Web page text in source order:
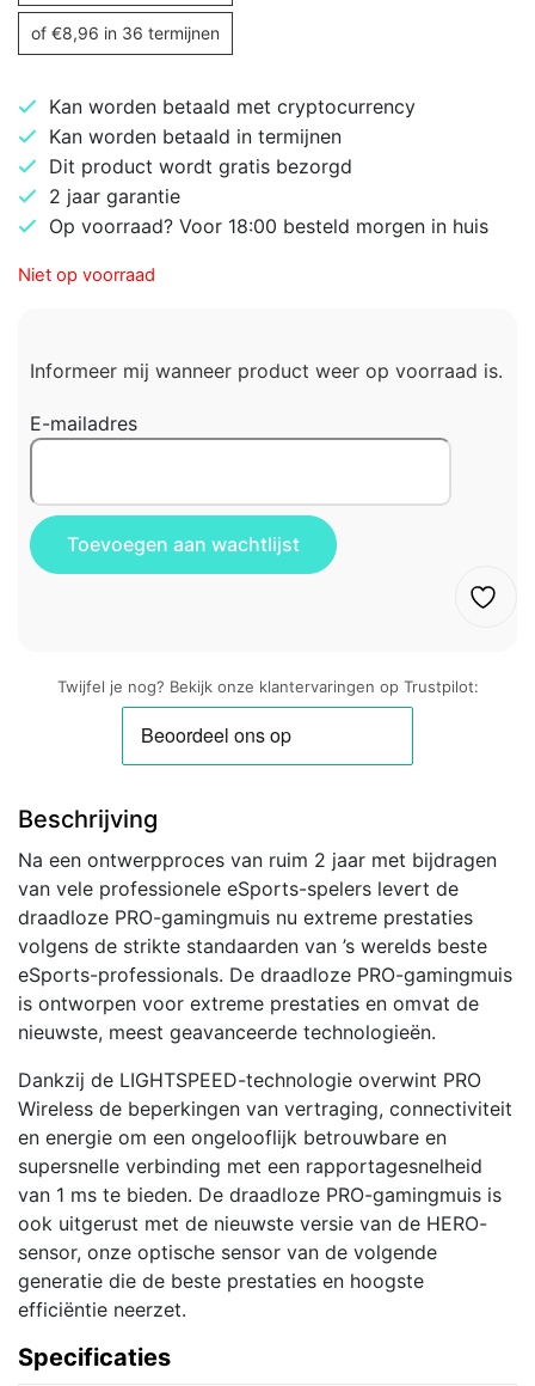
of €8,96 in 36 termijnen
Kan worden betaald met cryptocurrency
Kan worden betaald in termijnen
Dit product wordt gratis bezorgd
2 jaar garantie
Op voorraad? Voor 18:00 besteld morgen in huis
Niet op voorraad
Informeer mij wanneer product weer op voorraad is.
E-mailadres
Twijfel je nog? Bekijk onze klantervaringen op Trustpilot:
Beschrijving
Na een ontwerpproces van ruim 2 jaar met bijdragen
van vele professionele eSports-spelers levert de
draadloze PRO-gamingmuis nu extreme prestaties
volgens de strikte standaarden van ’s werelds beste
eSports-professionals. De draadloze PRO-gamingmuis
is ontworpen voor extreme prestaties en omvat de
nieuwste, meest geavanceerde technologieën.
Dankzij de LIGHTSPEED-technologie overwint PRO
Wireless de beperkingen van vertraging, connectiviteit
en energie om een ongelooflijk betrouwbare en
supersnelle verbinding met een rapportagesnelheid
van 1 ms te bieden. De draadloze PRO-gamingmuis is
ook uitgerust met de nieuwste versie van de HERO-
sensor, onze optische sensor van de volgende
generatie die de beste prestaties en hoogste
efficiëntie neerzet.
Specificaties